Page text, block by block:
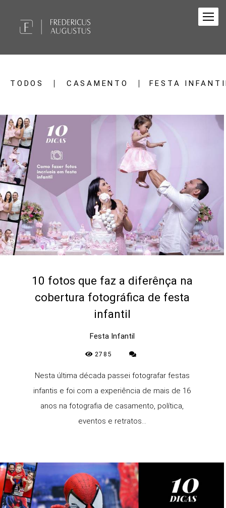
TODOS CASAMENTO FESTA
10 fotos que faz a diferênça na
cobertura fotográfica de festa
infantil
Festa Infantil
2785
Nesta última década passei fotografar festas
infantis e foi com a experiência de mais de 16
anos na fotografia de casamento, política,
eventos e retratos...